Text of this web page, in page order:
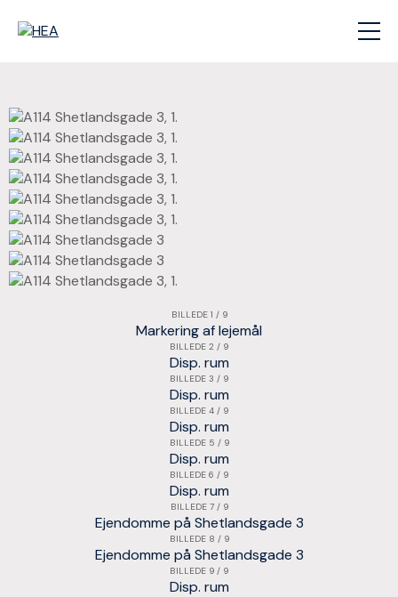
BILLEDE 1 / 9
Markering af lejemål
BILLEDE 2 / 9
Disp. rum
BILLEDE 3 / 9
Disp. rum
BILLEDE 4 / 9
Disp. rum
BILLEDE 5 / 9
Disp. rum
BILLEDE 6 / 9
Disp. rum
BILLEDE 7 / 9
Ejendomme på Shetlandsgade 3
BILLEDE 8 / 9
Ejendomme på Shetlandsgade 3
BILLEDE 9 / 9
Disp. rum